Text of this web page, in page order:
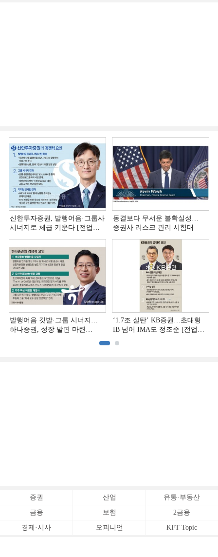
신한투자증권, 발행어음·그룹사
시너지로 체급 키운다 [전업계
동결보다 무서운 불확실성…
증권사 리스크 관리 시험대
발행어음 깃발·그룹 시너지…
하나증권, 성장 발판 마련
‘1.7조 실탄’ KB증권…초대형
IB 넘어 IMA도 정조준 [전업계
증권 산업 유통·부동산
금융 보험 2금융
경제·시사 오피니언 KFT Topic